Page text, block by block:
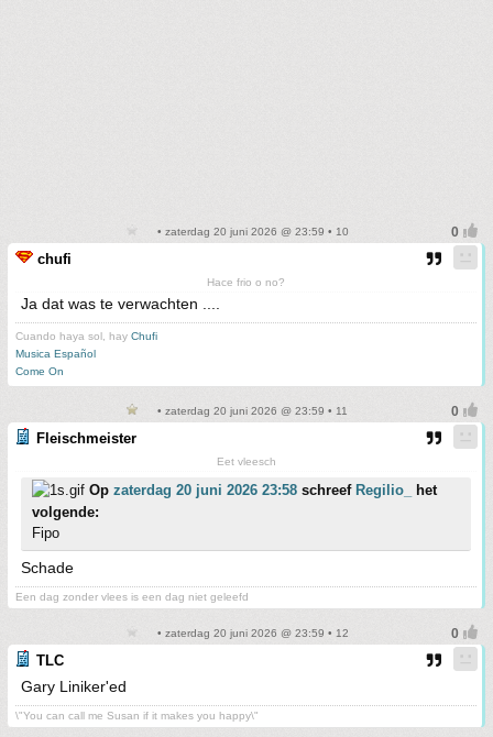
• zaterdag 20 juni 2026 @ 23:59 • 10
chufi
Hace frio o no?
Ja dat was te verwachten ....
Cuando haya sol, hay Chufi
Musica Español
Come On
• zaterdag 20 juni 2026 @ 23:59 • 11
Fleischmeister
Eet vleesch
Op zaterdag 20 juni 2026 23:58 schreef Regilio_
het
volgende:
Fipo
Schade
Een dag zonder vlees is een dag niet geleefd
• zaterdag 20 juni 2026 @ 23:59 • 12
TLC
Gary Liniker'ed
\"You can call me Susan if it makes you happy\"